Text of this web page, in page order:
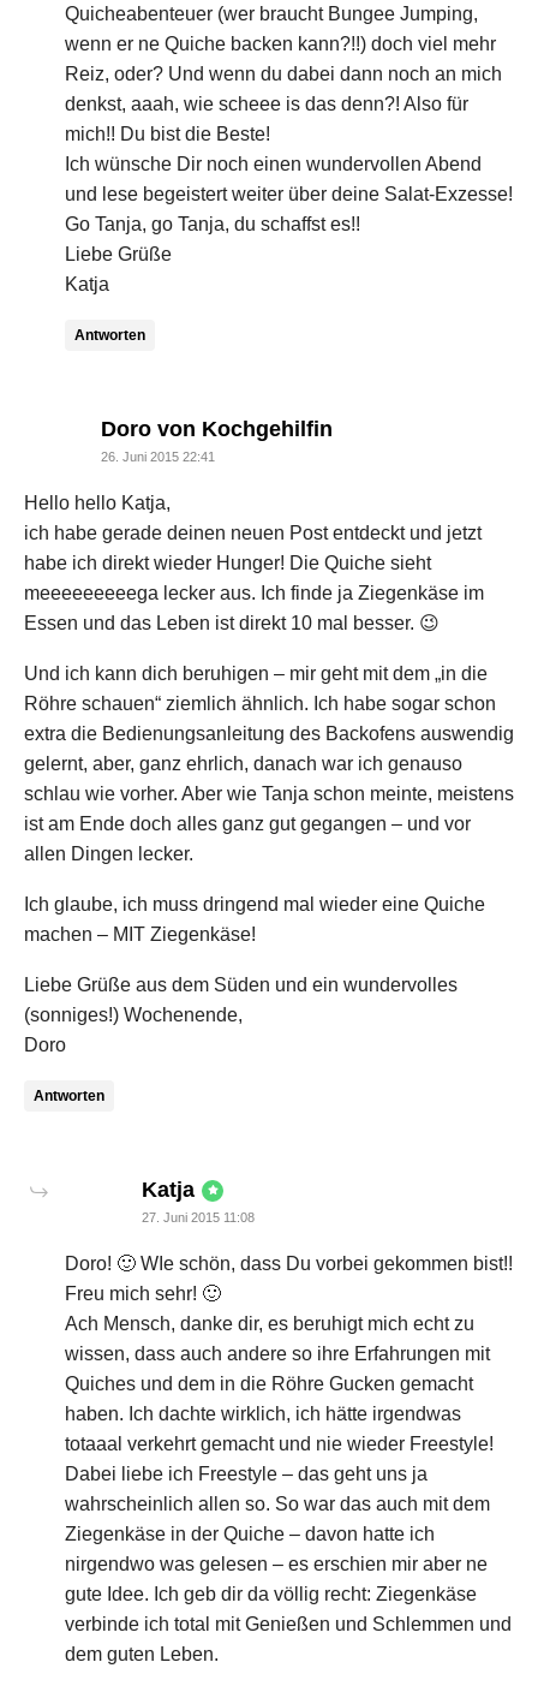
Quicheabenteuer (wer braucht Bungee Jumping,
wenn er ne Quiche backen kann?!!) doch viel mehr
Reiz, oder? Und wenn du dabei dann noch an mich
denkst, aaah, wie scheee is das denn?! Also für
mich!! Du bist die Beste!
Ich wünsche Dir noch einen wundervollen Abend
und lese begeistert weiter über deine Salat-Exzesse!
Go Tanja, go Tanja, du schaffst es!!
Liebe Grüße
Katja
Antworten
Doro von Kochgehilfin
26. Juni 2015 22:41
Hello hello Katja,
ich habe gerade deinen neuen Post entdeckt und jetzt
habe ich direkt wieder Hunger! Die Quiche sieht
meeeeeeeeega lecker aus. Ich finde ja Ziegenkäse im
Essen und das Leben ist direkt 10 mal besser. 😉
Und ich kann dich beruhigen – mir geht mit dem „in die
Röhre schauen“ ziemlich ähnlich. Ich habe sogar schon
extra die Bedienungsanleitung des Backofens auswendig
gelernt, aber, ganz ehrlich, danach war ich genauso
schlau wie vorher. Aber wie Tanja schon meinte, meistens
ist am Ende doch alles ganz gut gegangen – und vor
allen Dingen lecker.
Ich glaube, ich muss dringend mal wieder eine Quiche
machen – MIT Ziegenkäse!
Liebe Grüße aus dem Süden und ein wundervolles
(sonniges!) Wochenende,
Doro
Antworten
Katja says:
27. Juni 2015 11:08
Doro! 🙂 WIe schön, dass Du vorbei gekommen bist!!
Freu mich sehr! 🙂
Ach Mensch, danke dir, es beruhigt mich echt zu
wissen, dass auch andere so ihre Erfahrungen mit
Quiches und dem in die Röhre Gucken gemacht
haben. Ich dachte wirklich, ich hätte irgendwas
totaaal verkehrt gemacht und nie wieder Freestyle!
Dabei liebe ich Freestyle – das geht uns ja
wahrscheinlich allen so. So war das auch mit dem
Ziegenkäse in der Quiche – davon hatte ich
nirgendwo was gelesen – es erschien mir aber ne
gute Idee. Ich geb dir da völlig recht: Ziegenkäse
verbinde ich total mit Genießen und Schlemmen und
dem guten Leben.